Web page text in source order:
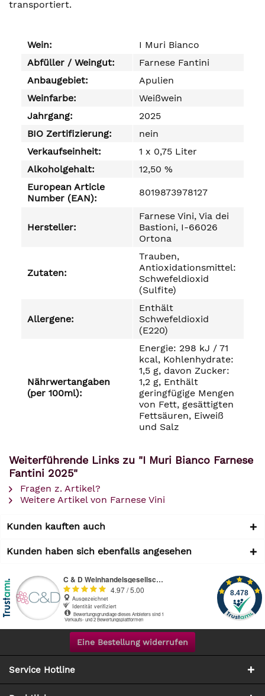
transportiert.
Wein:
I Muri Bianco
Abfüller / Weingut:
Farnese Fantini
Anbaugebiet:
Apulien
Weinfarbe:
Weißwein
Jahrgang:
2025
BIO Zertifizierung:
nein
Verkaufseinheit:
1 x 0,75 Liter
Alkoholgehalt:
12,50 %
European Article
Number (EAN):
8019873978127
Hersteller:
Farnese Vini, Via dei
Bastioni, I-66026
Ortona
Zutaten:
Trauben,
Antioxidationsmittel:
Schwefeldioxid
(Sulfite)
Allergene:
Enthält
Schwefeldioxid
(E220)
Nährwertangaben
(per 100ml):
Energie: 298 kJ / 71
kcal, Kohlenhydrate:
1,5 g, davon Zucker:
1,2 g, Enthält
geringfügige Mengen
von Fett, gesättigten
Fettsäuren, Eiweiß
und Salz
Weiterführende Links zu "I Muri Bianco Farnese
Fantini 2025"
Fragen z. Artikel?
Weitere Artikel von Farnese Vini
Kunden kauften auch
Kunden haben sich ebenfalls angesehen
Eine Bestellung widerrufen
Service Hotline